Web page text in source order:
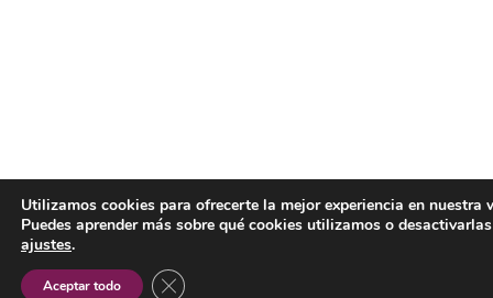
Utilizamos cookies para ofrecerte la mejor experiencia en nuestra
Puedes aprender más sobre qué cookies utilizamos o
ajustes.
Aceptar todo CERRAR EL BANNER DE COOKIES RGPD